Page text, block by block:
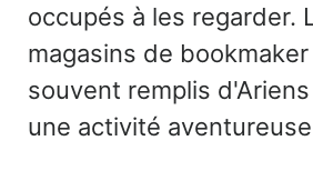
occupés à les regarder.
magasins de
souvent remplis
une activité